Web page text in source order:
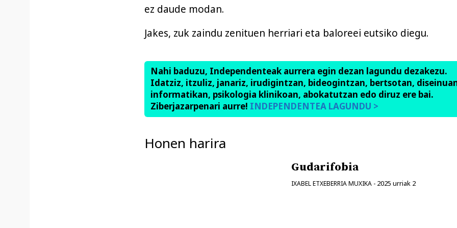
ez daude modan.
Jakes, zuk zaindu zenituen herriari eta baloreei eutsiko diegu.
Nahi baduzu, Independenteak aurrera egin dezan lagundu dezakezu.
Idatziz, itzuliz, janariz, irudigintzan, bideogintzan, bertsotan,
informatikan, psikologia klinikoan, abokatutzan edo diruz ere bai.
Ziberjazarpenari aurre! INDEPENDENTEA LAGUNDU >
Honen harira
Gudarifobia
IXABEL ETXEBERRIA MUXIKA - 2025 urriak 2